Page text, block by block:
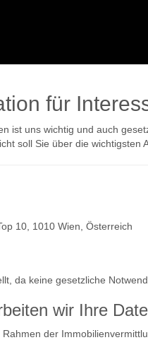
für
ist uns wichtig und auch
soll Sie über die
10, 1010 Wien, Österreich
da keine gesetzliche
wir Ihre
der